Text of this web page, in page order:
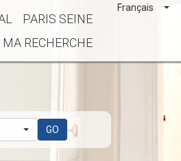
PARIS SEINE
MA RECHERCHE
Français
GO